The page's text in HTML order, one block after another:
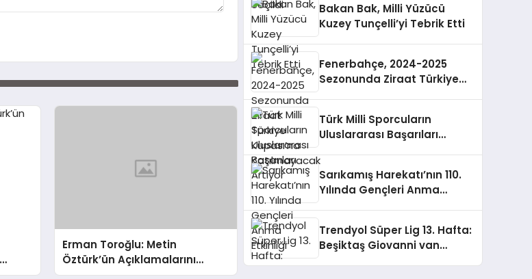
Erman Toroğlu: Metin
Öztürk’ün Açıklamalarını
Değerlendirdi
Bakan Bak, Milli Yüzücü
Kuzey Tunçelli’yi Tebrik Etti
Fenerbahçe, 2024-2025
Sezonunda Ziraat Türkiye
Türk Milli Sporcuların
Uluslararası Başarıları
Sarıkamış Harekatı’nın 110.
Yılında Gençleri Anma
Trendyol Süper Lig 13. Hafta:
Beşiktaş Giovanni van